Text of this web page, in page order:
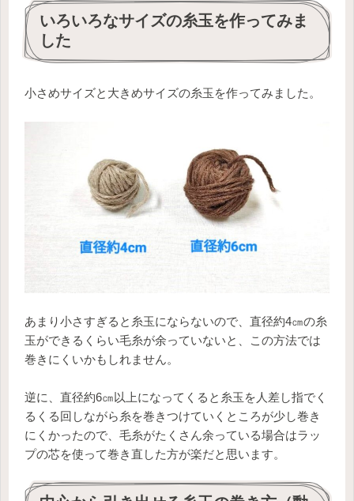
いろいろなサイズの糸玉を作ってみま
した
小さめサイズと大きめサイズの糸玉を作ってみました。
あまり小さすぎると糸玉にならないので、直径約4㎝の糸
玉ができるくらい毛糸が余っていないと、この方法では
巻きにくいかもしれません。
逆に、直径約6㎝以上になってくると糸玉を人差し指でく
るくる回しながら糸を巻きつけていくところが少し巻き
にくかったので、毛糸がたくさん余っている場合はラッ
プの芯を使って巻き直した方が楽だと思います。